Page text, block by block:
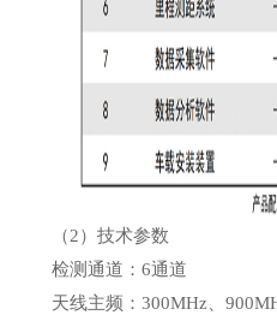
（2）技术参数
检测通道：6通道
天线主频：300MHz、